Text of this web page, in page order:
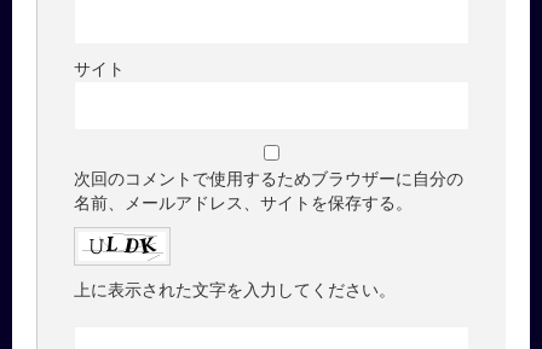
サイト
次回のコメントで使用するためブラウザーに自分の
名前、メールアドレス、サイトを保存する。
上に表示された文字を入力してください。